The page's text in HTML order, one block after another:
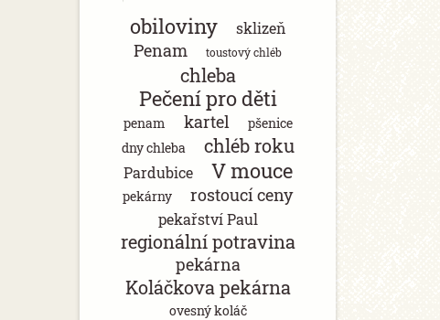
obiloviny sklizeň
Penam toustový chléb
chleba
Pečení pro děti
penam kartel
pšenice
dny chleba
chléb roku
Pardubice V mouce
pekárny rostoucí ceny
pekařství Paul
regionální potravina
pekárna
Koláčkova pekárna
ovesný koláč